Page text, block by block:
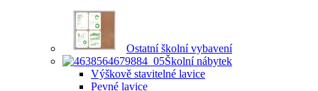
Ostatní školní vybavení
Školní nábytek
Výškově stavitelné lavice
Pevné lavice